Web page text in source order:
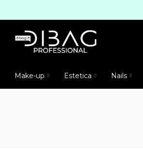
Make-up Estetica Nails